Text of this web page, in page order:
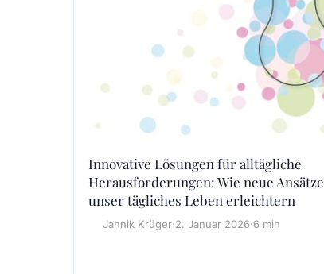
Innovative Lösungen für alltägliche
Herausforderungen: Wie neue Ansätze
unser tägliches Leben erleichtern
Jannik Krüger·2. Januar 2026·6 min